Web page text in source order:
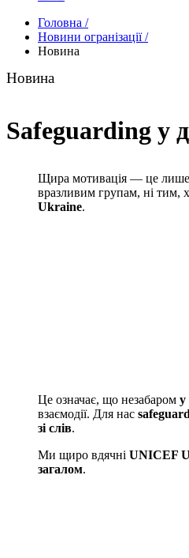
Головна /
Новини огранізації /
Новина
Новина
Safeguarding у
Щира мотивація — це лише
вразливим групам, ні тим,
Ukraine.
Це означає, що незабаром у
взаємодії. Для нас
зі слів.
Ми щиро вдячні UNICEF
загалом.